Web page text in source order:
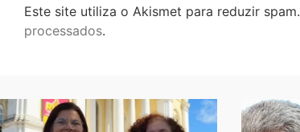
Este site utiliza o Akismet para reduzir spam.
processados.